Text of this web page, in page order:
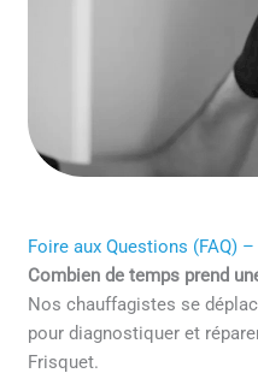
Foire aux Questions (FAQ)
Combien de temps prend
Nos chauffagistes se
pour diagnostiquer et
Frisquet.